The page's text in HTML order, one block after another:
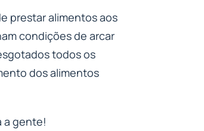
prestar alimentos aos
condições de arcar
todos os
dos alimentos
a gente!